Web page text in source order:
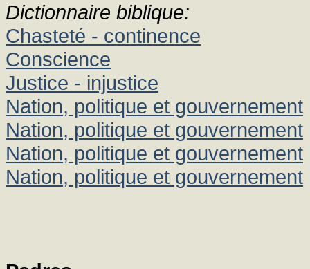
Dictionnaire biblique:
Chasteté - continence
Conscience
Justice - injustice
Nation, politique et gouvernement
Nation, politique et gouvernement
Nation, politique et gouvernement
Nation, politique et gouvernement